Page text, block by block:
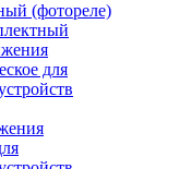
(фотореле)
для